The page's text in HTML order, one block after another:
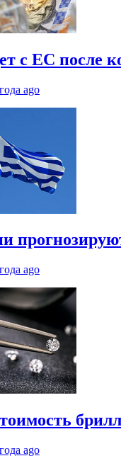
с ЕС после
ago
ago
ago